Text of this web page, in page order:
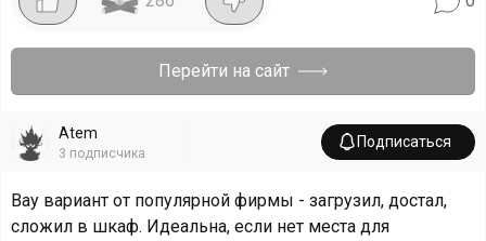
Перейти на сайт
Atem
3 подписчика
Подписаться
Вау вариант от популярной фирмы - загрузил, достал,
сложил в шкаф. Идеальна, если нет места для